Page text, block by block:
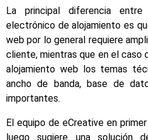
La principal diferencia
electrónico de alojamiento es
web por lo general requiere
cliente, mientras que en el
alojamiento web los temas
ancho de banda, base de
importantes.
El equipo de eCreative en
luego sugiere una solución